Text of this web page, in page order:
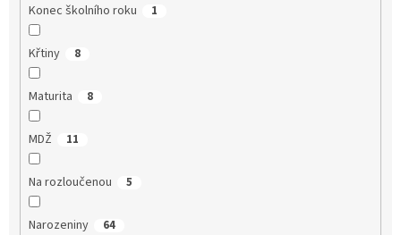
Konec školního roku 1
Křtiny 8
Maturita 8
MDŽ 11
Na rozloučenou 5
Narozeniny 64